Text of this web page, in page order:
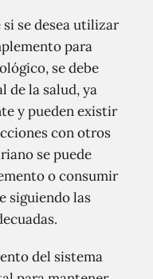
se desea utilizar
para
se debe
de la salud, ya
y pueden existir
con otros
se puede
o consumir
siguiendo las
del sistema